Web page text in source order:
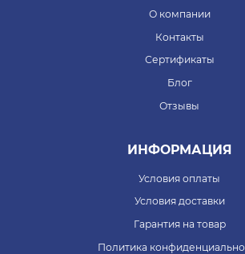
О компании
Контакты
Сертификаты
Блог
Отзывы
ИНФОРМАЦИЯ
Условия оплаты
Условия доставки
Гарантия на товар
Политика